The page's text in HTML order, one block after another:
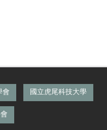
會 國立虎尾科技大學